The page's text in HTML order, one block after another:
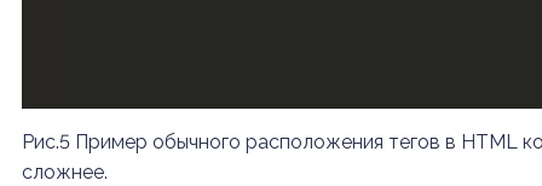
Рис.5 Пример обычного расположения тегов в HTML
сложнее.